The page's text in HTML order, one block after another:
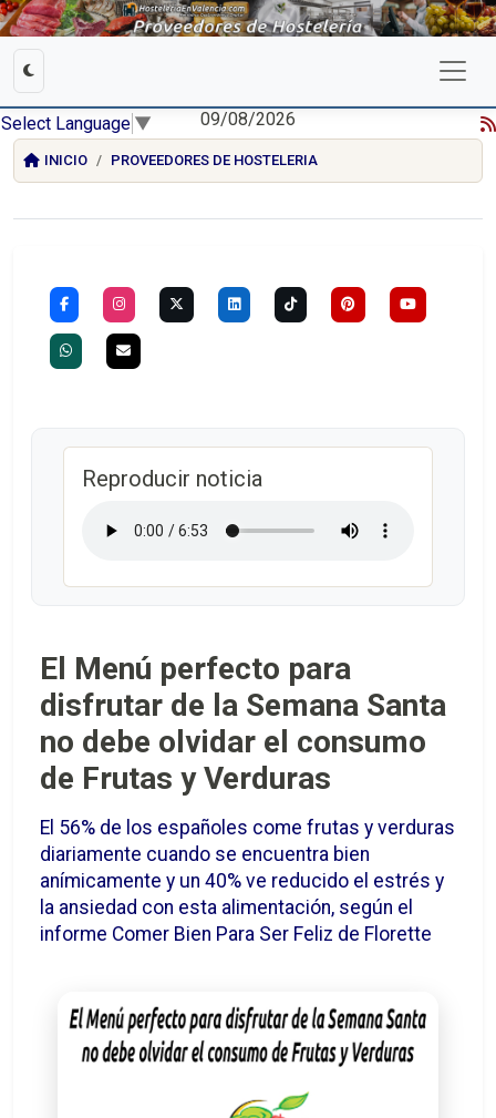
Select Language ▼ 09/08/2026
INICIO PROVEEDORES DE HOSTELERIA
Reproducir noticia
El Menú perfecto para
disfrutar de la Semana Santa
no debe olvidar el consumo
de Frutas y Verduras
El 56% de los españoles come frutas y verduras
diariamente cuando se encuentra bien
anímicamente y un 40% ve reducido el estrés y
la ansiedad con esta alimentación, según el
informe Comer Bien Para Ser Feliz de Florette